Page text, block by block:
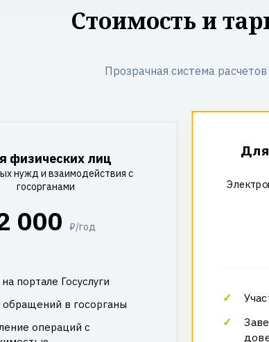
Стоимость и
Прозрачная система
физических лиц
нужд и взаимодействия с
госорганами
000 ₽/год
портале Госуслуги
обращений в госорганы
операций с
Для